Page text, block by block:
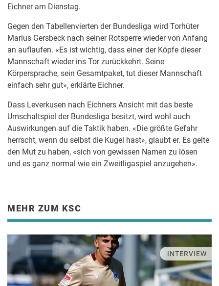
Eichner am Dienstag.
Gegen den Tabellenvierten der Bundesliga wird Torhüter
Marius Gersbeck nach seiner Rotsperre wieder von Anfang
an auflaufen. «Es ist wichtig, dass einer der Köpfe dieser
Mannschaft wieder ins Tor zurückkehrt. Seine
Körpersprache, sein Gesamtpaket, tut dieser Mannschaft
einfach sehr gut», erklärte Eichner.
Dass Leverkusen nach Eichners Ansicht mit das beste
Umschaltspiel der Bundesliga besitzt, wird wohl auch
Auswirkungen auf die Taktik haben. «Die größte Gefahr
herrscht, wenn du selbst die Kugel hast», glaubt er. Es gelte
den Mut zu haben, «sich von gewissen Namen zu lösen
und es ganz normal wie ein Zweitligaspiel anzugehen».
MEHR ZUM KSC
INTERVIEW